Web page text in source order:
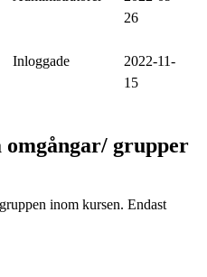
26
Inloggade
2022-11-
15
grupper
inom kursen. Endast